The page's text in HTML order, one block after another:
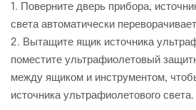
1. Поверните дверь прибора,
света автоматически
2. Вытащите ящик источника
поместите ультрафиолетовый
между ящиком и инструментом,
источника ультрафиолетового света.